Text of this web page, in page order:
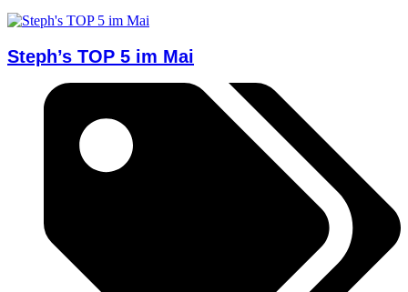
Steph’s TOP 5 im Mai